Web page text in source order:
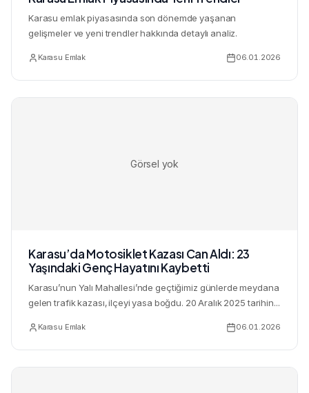
Karasu emlak piyasasında son dönemde yaşanan
gelişmeler ve yeni trendler hakkında detaylı analiz.
Karasu Emlak 06.01.2026
Görsel yok
Karasu’da Motosiklet Kazası Can Aldı: 23
Yaşındaki Genç Hayatını Kaybetti
Karasu’nun Yalı Mahallesi’nde geçtiğimiz günlerde meydana
gelen trafik kazası, ilçeyi yasa boğdu. 20 Aralık 2025 tarihin...
Karasu Emlak 06.01.2026